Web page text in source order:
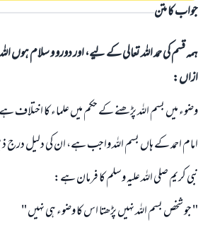
جواب کا متن
ہمہ قسم کی حمد اللہ تعالی کے لیے، اور دورو و سلام ہوں
ازاں:
وضوء ميں بسم اللہ پڑھنے كے حكم ميں علماء كا اختلاف
امام احمد كے ہاں بسم اللہ واجب ہے، ان كى دليل
نبى كريم صلى اللہ عليہ وسلم كا فرمان ہے:
" جو شخص بسم اللہ نہيں پڑھتا اس كا وضوء ہى نہيں "